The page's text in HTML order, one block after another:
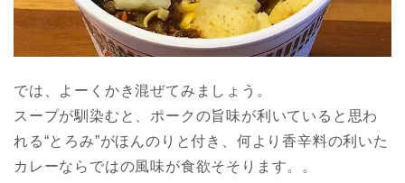
では、よーくかき混ぜてみましょう。
スープが馴染むと、ポークの旨味が利いていると思わ
れる“とろみ”がほんのりと付き、何より香辛料の利いた
カレーならではの風味が食欲そそります。。